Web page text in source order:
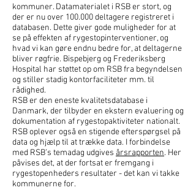
kommuner. Datamaterialet i RSB er stort, og
der er nu over 100.000 deltagere registreret i
databasen. Dette giver gode muligheder for at
se på effekten af rygestopinterventioner, og
hvad vi kan gøre endnu bedre for, at deltagerne
bliver røgfrie. Bispebjerg og Frederiksberg
Hospital har støttet op om RSB fra begyndelsen
og stiller stadig kontorfaciliteter mm. til
rådighed.
RSB er den eneste kvalitetsdatabase i
Danmark, der tilbyder en ekstern evaluering og
dokumentation af rygestopaktiviteter nationalt.
RSB oplever også en stigende efterspørgsel på
data og hjælp til at trække data. I forbindelse
med RSB’s temadag udgives årsrapporten. Her
påvises det, at der fortsat er fremgang i
rygestopenheders resultater - det kan vi takke
kommunerne for.